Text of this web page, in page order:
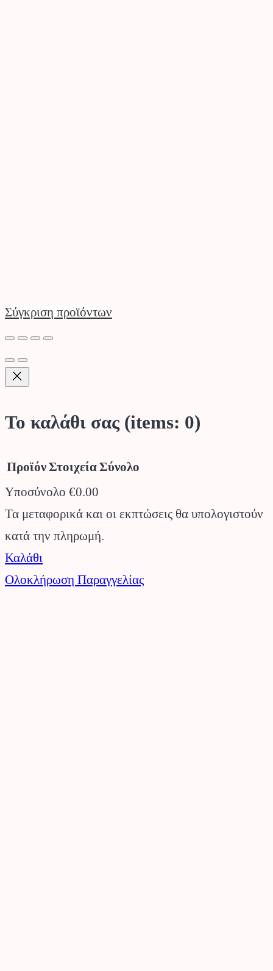
Σύγκριση προϊόντων
Το καλάθι σας (items: 0)
Προϊόντα
στο
καλάθι
ΠροϊόνΣτοιχείαΣύνολο
Υποσύνολο €0.00
Τα μεταφορικά και οι εκπτώσεις θα υπολογιστούν
κατά την πληρωμή.
Καλάθι
Ολοκλήρωση Παραγγελίας